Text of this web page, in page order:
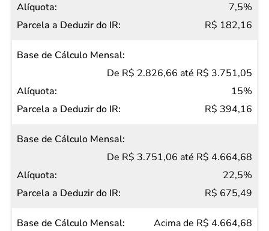
a
Deduzir
do IR
7,5%
R$ 182,16
De R$ 2.826,66 até R$ 3.751,05
15%
R$ 394,16
De R$ 3.751,06 até R$ 4.664,68
22,5%
R$ 675,49
Acima de R$ 4.664,68